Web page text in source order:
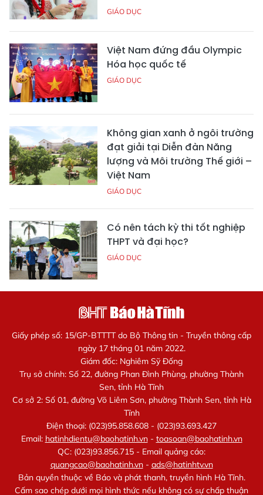
GIÁO DỤC
Việt Nam đứng đầu Olympic
Hóa học quốc tế
GIÁO DỤC
Không gian xanh ở ngôi trường
đạt giải tại Diễn đàn Năng
lượng và Môi trường Thế giới –
Việt Nam
GIÁO DỤC
Có nên tách kỳ thi tốt nghiệp
THPT và đại học?
GIÁO DỤC
Giấy phép số: 15/GP-BTTTT do Bộ Thông tin - Truyền thông cấp
ngày 17 tháng 01 năm 2022.
Giám đốc: Nghiêm Sỹ Đống
Trụ sở chính: Số 22, đường Phan Đình Phùng, phường Thành
Sen, tỉnh Hà Tĩnh
Cơ sở 2: Số 01, đường Võ Liêm Sơn, phường Thành Sen, tỉnh Hà
Tĩnh
Điện thoại: (023)95.858.608 - (023)93.693.427
Email: hatinhdientu@baohatinh.vn- toasoan@baohatinh.vn
QC: (023)93.856.715 - Email quảng cáo:
quangcao@baohatinh.vn- ads@hatinhtv.vn
Bản quyền thuộc về Báo và phát thanh, truyền hình Hà Tĩnh.
Cấm sao chép dưới mọi hình thức nếu không có sự chấp thuận